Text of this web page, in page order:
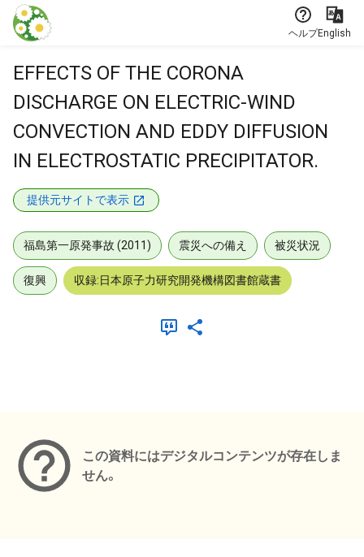
本文に飛ぶ
ヘルプEnglish
EFFECTS OF THE CORONA
DISCHARGE ON ELECTRIC-WIND
CONVECTION AND EDDY DIFFUSION
IN ELECTROSTATIC PRECIPITATOR.
提供元サイトで表示
福島第一原発事故 (2011) 震災への備え 被災状況
復興 収録:日本原子力研究開発機構図書館蔵書
この資料にはデジタルコンテンツが存在しま
せん。